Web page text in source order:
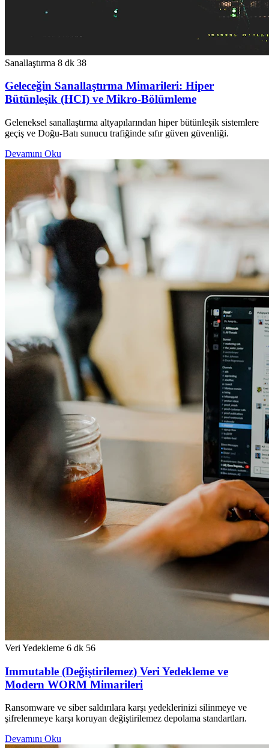
Sanallaştırma 8 dk 38
Geleceğin Sanallaştırma Mimarileri: Hiper
Bütünleşik (HCI) ve Mikro-Bölümleme
Geleneksel sanallaştırma altyapılarından hiper bütünleşik sistemlere
geçiş ve Doğu-Batı sunucu trafiğinde sıfır güven güvenliği.
Devamını Oku
Veri Yedekleme 6 dk 56
Immutable (Değiştirilemez) Veri Yedekleme ve
Modern WORM Mimarileri
Ransomware ve siber saldırılara karşı yedeklerinizi silinmeye ve
şifrelenmeye karşı koruyan değiştirilemez depolama standartları.
Devamını Oku